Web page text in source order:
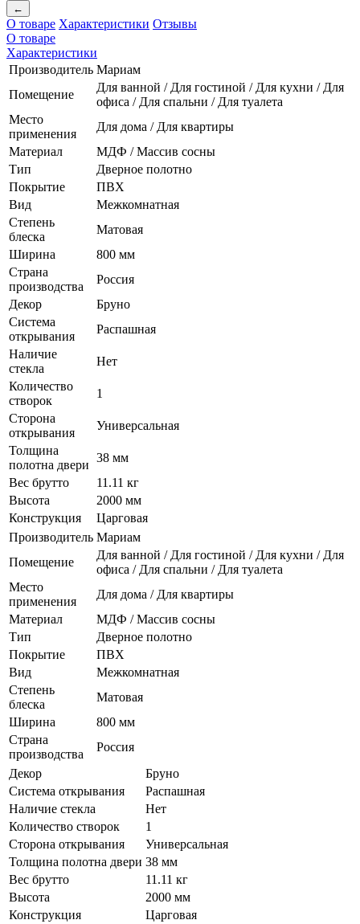
←
О товаре Характеристики Отзывы
О товаре
Характеристики
Производитель Мариам
Помещение
Для ванной / Для гостиной / Для кухни / Для
офиса / Для спальни / Для туалета
Место
применения
Для дома / Для квартиры
Материал
МДФ / Массив сосны
Тип
Дверное полотно
Покрытие
ПВХ
Вид
Межкомнатная
Степень
блеска
Матовая
Ширина
800 мм
Страна
производства
Россия
Декор
Бруно
Система
открывания
Распашная
Наличие
стекла
Нет
Количество
створок
1
Сторона
открывания
Универсальная
Толщина
полотна двери
38 мм
Вес брутто
11.11 кг
Высота
2000 мм
Конструкция
Царговая
Производитель Мариам
Помещение
Для ванной / Для гостиной / Для кухни / Для
офиса / Для спальни / Для туалета
Место
применения
Для дома / Для квартиры
Материал
МДФ / Массив сосны
Тип
Дверное полотно
Покрытие
ПВХ
Вид
Межкомнатная
Степень
блеска
Матовая
Ширина
800 мм
Страна
производства
Россия
Декор
Бруно
Система открывания
Распашная
Наличие стекла
Нет
Количество створок
1
Сторона открывания
Универсальная
Толщина полотна двери 38 мм
Вес брутто
11.11 кг
Высота
2000 мм
Конструкция
Царговая